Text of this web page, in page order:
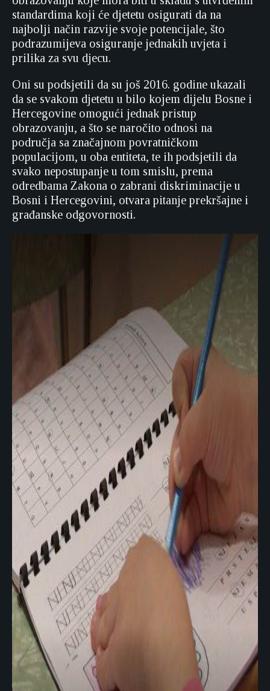
standardima koji će djetetu osigurati da na
najbolji način razvije svoje potencijale, što
podrazumijeva osiguranje jednakih uvjeta i
prilika za svu djecu.
Oni su podsjetili da su još 2016. godine ukazali
da se svakom djetetu u bilo kojem dijelu Bosne i
Hercegovine omogući jednak pristup
obrazovanju, a što se naročito odnosi na
područja sa značajnom povratničkom
populacijom, u oba entiteta, te ih podsjetili da
svako nepostupanje u tom smislu, prema
odredbama Zakona o zabrani diskriminacije u
Bosni i Hercegovini, otvara pitanje prekršajne i
građanske odgovornosti.